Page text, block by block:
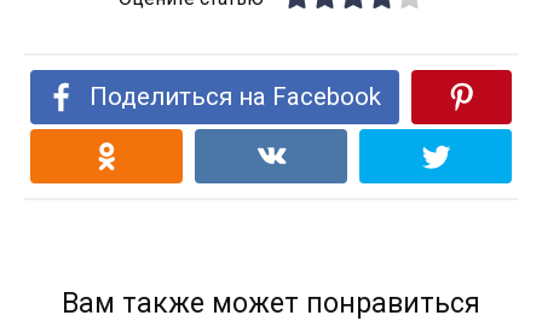
Поделиться на Facebook
Вам также может понравиться